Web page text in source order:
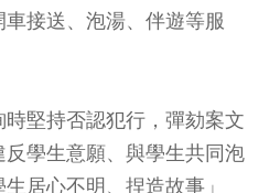
接送、泡湯、伴遊等服
堅持否認犯行，彈劾案文
學生意願、與學生共同泡
居心不明、捏造故事」